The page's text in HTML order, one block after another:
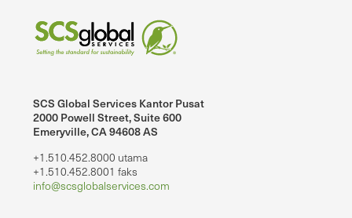
SCS Global Services Kantor Pusat
2000 Powell Street, Suite 600
Emeryville, CA 94608 AS
+1.510.452.8000 utama
+1.510.452.8001 faks
info@scsglobalservices.com